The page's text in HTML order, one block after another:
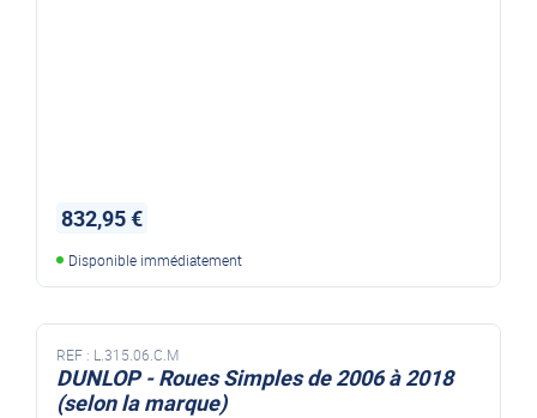
832,95 €
Disponible immédiatement
REF : L.315.06.C.M
DUNLOP - Roues Simples de 2006 à 2018
(selon la marque)